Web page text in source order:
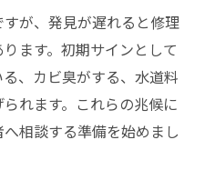
的な流れを解説
水の兆候と対策方法
切な初期対応のポイン
める判断基準とは
が、発見が遅れると修理
ます。初期サインとして
、カビ臭がする、水道料
れます。これらの兆候に
相談する準備を始めまし